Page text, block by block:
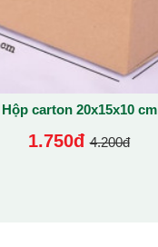
Hộp carton 20x15x10 cm
1.750đ 4.200đ